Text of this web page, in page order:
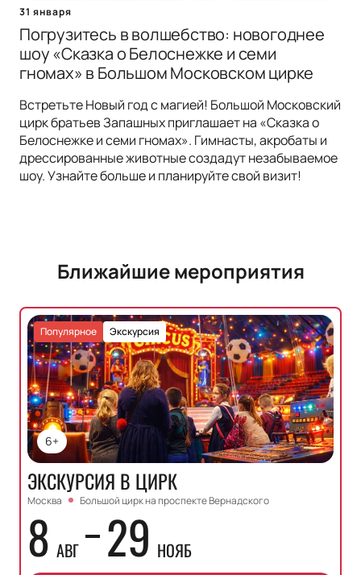
31 января
Погрузитесь в волшебство: новогоднее
шоу «Сказка о Белоснежке и семи
гномах» в Большом Московском цирке
Встретьте Новый год с магией! Большой Московский
цирк братьев Запашных приглашает на «Сказка о
Белоснежке и семи гномах». Гимнасты, акробаты и
дрессированные животные создадут незабываемое
шоу. Узнайте больше и планируйте свой визит!
Ближайшие мероприятия
6+
Экскурсия
Популярное
ЭКСКУРСИЯ В ЦИРК
Москва Большой цирк на проспекте Вернадского
8 АВГ 29 НОЯБ